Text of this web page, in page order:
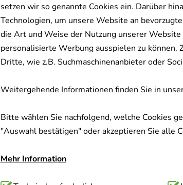
setzen wir so genannte Cookies ein. Darüber
Technologien, um unsere Website an
die Art und Weise der Nutzung unserer
personalisierte Werbung ausspielen zu können.
Dritte, wie z.B. Suchmaschinenanbieter oder
Weitergehende Informationen finden Sie in
Bitte wählen Sie nachfolgend, welche Cookies
"Auswahl bestätigen" oder akzeptieren Sie alle
Mehr Information
- 26,5%